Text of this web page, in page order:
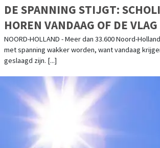
DE SPANNING STIJGT:
HOREN VANDAAG OF DE
NOORD-HOLLAND - Meer dan 33.600 Noord-
met spanning wakker worden, want vandaag
geslaagd zijn. [...]